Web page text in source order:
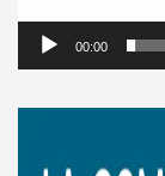
00:00